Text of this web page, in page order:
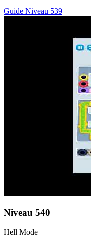
Guide Niveau 539
Niveau 540
Hell Mode